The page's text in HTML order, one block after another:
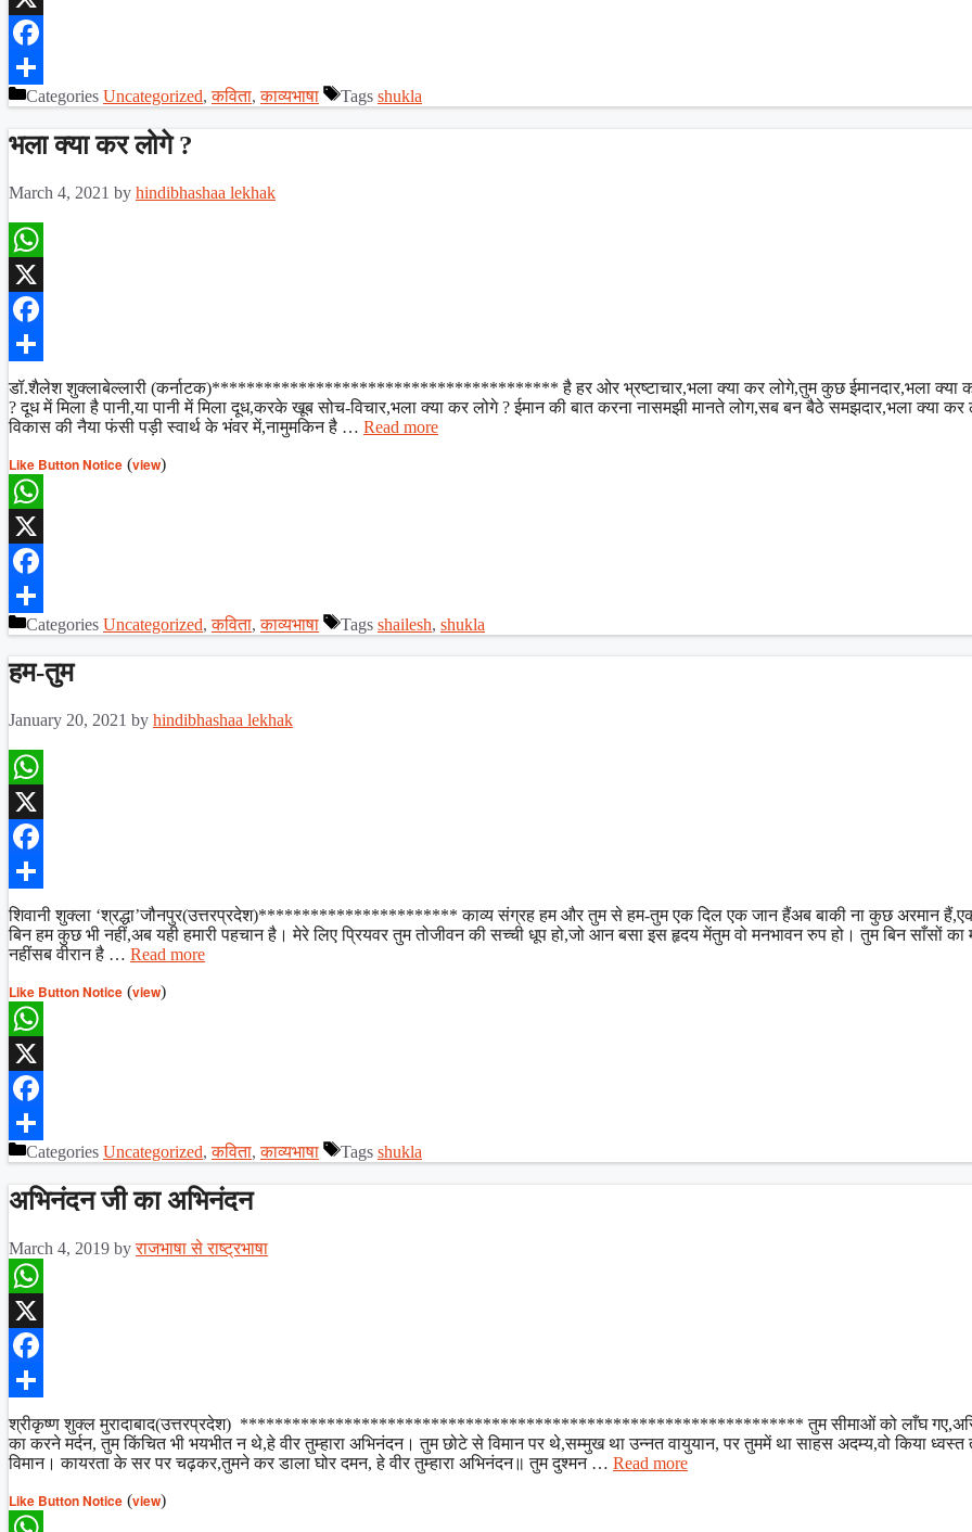
X
Facebook
ShareCategories Uncategorized,कविता,काव्यभाषा Tags shukla
भला क्या कर लोगे ?
March 4, 2021 by hindibhashaa lekhak
WhatsApp
X
Facebook
Share
डॉ.शैलेश शुक्लाबेल्लारी (कर्नाटक)**************************************** है हर ओर भ्रष्टाचार,भला क्या कर लोगे,तुम कुछ ईमानदार,भला क्या
? दूध में मिला है पानी,या पानी में मिला दूध,करके खूब सोच-विचार,भला क्या कर लोगे ? ईमान की बात करना नासमझी मानते लोग,सब बन बैठे समझदार,भला क्या कर
विकास की नैया फंसी पड़ी स्वार्थ के भंवर में,नामुमकिन है … Read more
Like Button Notice (view)
WhatsApp
X
Facebook
ShareCategories Uncategorized,कविता,काव्यभाषा Tags shailesh, shukla
हम-तुम
January 20, 2021 by hindibhashaa lekhak
WhatsApp
X
Facebook
Share
शिवानी शुक्ला ‘श्रद्धा’जौनपुर(उत्तरप्रदेश)*********************** काव्य संग्रह हम और तुम से हम-तुम एक दिल एक जान हैंअब बाकी ना कुछ अरमान
बिन हम कुछ भी नहीं,अब यही हमारी पहचान है। मेरे लिए प्रियवर तुम तोजीवन की सच्ची धूप हो,जो आन बसा इस हृदय मेंतुम वो मनभावन रुप हो। तुम बिन साँसों का
नहींसब वीरान है … Read more
Like Button Notice (view)
WhatsApp
X
Facebook
ShareCategories Uncategorized,कविता,काव्यभाषा Tags shukla
अभिनंदन जी का अभिनंदन
March 4, 2019 byराजभाषा से राष्ट्रभाषा
WhatsApp
X
Facebook
Share
श्रीकृष्ण शुक्ल मुरादाबाद(उत्तरप्रदेश) ***************************************************************** तुम सीमाओं को लाँघ गए,अरि
का करने मर्दन, तुम किंचित भी भयभीत न थे,हे वीर तुम्हारा अभिनंदन। तुम छोटे से विमान पर थे,सम्मुख था उन्नत वायुयान, पर तुममें था साहस अदम्य,वो किया ध्वस्त
विमान। कायरता के सर पर चढ़कर,तुमने कर डाला घोर दमन, हे वीर तुम्हारा अभिनंदन॥ तुम दुश्मन … Read more
Like Button Notice (view)